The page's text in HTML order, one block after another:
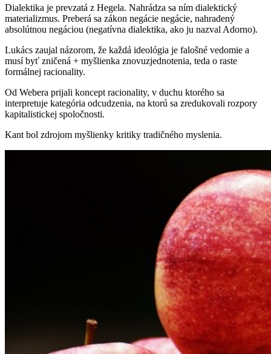
Dialektika je prevzatá z Hegela. Nahrádza sa ním dialektický
materializmus. Preberá sa zákon negácie negácie, nahradený
absolútnou negáciou (negatívna dialektika, ako ju nazval Adorno).
Lukács zaujal názorom, že každá ideológia je falošné vedomie a
musí byť zničená + myšlienka znovuzjednotenia, teda o raste
formálnej racionality.
Od Webera prijali koncept racionality, v duchu ktorého sa
interpretuje kategória odcudzenia, na ktorú sa zredukovali rozpory
kapitalistickej spoločnosti.
Kant bol zdrojom myšlienky kritiky tradičného myslenia.